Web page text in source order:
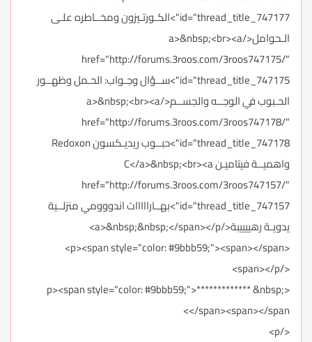
id="thread_title_747177">الكـورتـيزون ومخــاطره علـى
الـحوامل</a>&nbsp;<br><a
href="http://forums.3roos.com/3roos747175/"
id="thread_title_747175">ســؤال وجـواب: الحـمل وظهــور
الحـبوب في الوجــه والجســم</a>&nbsp;<br><a
href="http://forums.3roos.com/3roos747178/"
id="thread_title_747178">حبــوب ريديـكسون Redoxon
واهميــة فيتاميـن C</a>&nbsp;<br><a
href="http://forums.3roos.com/3roos747157/"
id="thread_title_747157">بهــارااااات اندووومي منزلــية
يدويـة رهييييبة</a>&nbsp;&nbsp;</span></p>
<p><span style="color: #9bbb59;"><span></span>
</span></p>
<p><span style="color: #9bbb59;">************* &nbsp;
</span><span></span>
</p>